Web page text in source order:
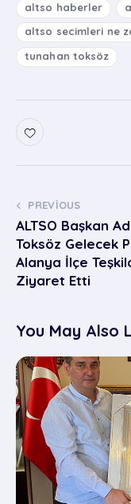
altso haberler
altso secimleri ne
tunahan toksöz
PREVIOUS
ALTSO Başkan
Toksöz Gelecek
Alanya İlçe
Ziyaret Etti
You May Also